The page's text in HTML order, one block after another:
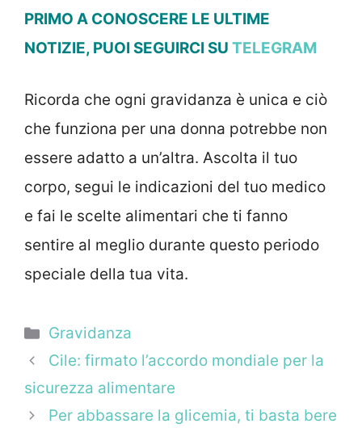
PRIMO A CONOSCERE LE ULTIME
NOTIZIE, PUOI SEGUIRCI SU TELEGRAM
Ricorda che ogni gravidanza è unica e ciò
che funziona per una donna potrebbe non
essere adatto a un’altra. Ascolta il tuo
corpo, segui le indicazioni del tuo medico
e fai le scelte alimentari che ti fanno
sentire al meglio durante questo periodo
speciale della tua vita.
Categorie
Gravidanza
Cile: firmato l’accordo mondiale per la
sicurezza alimentare
Per abbassare la glicemia, ti basta bere